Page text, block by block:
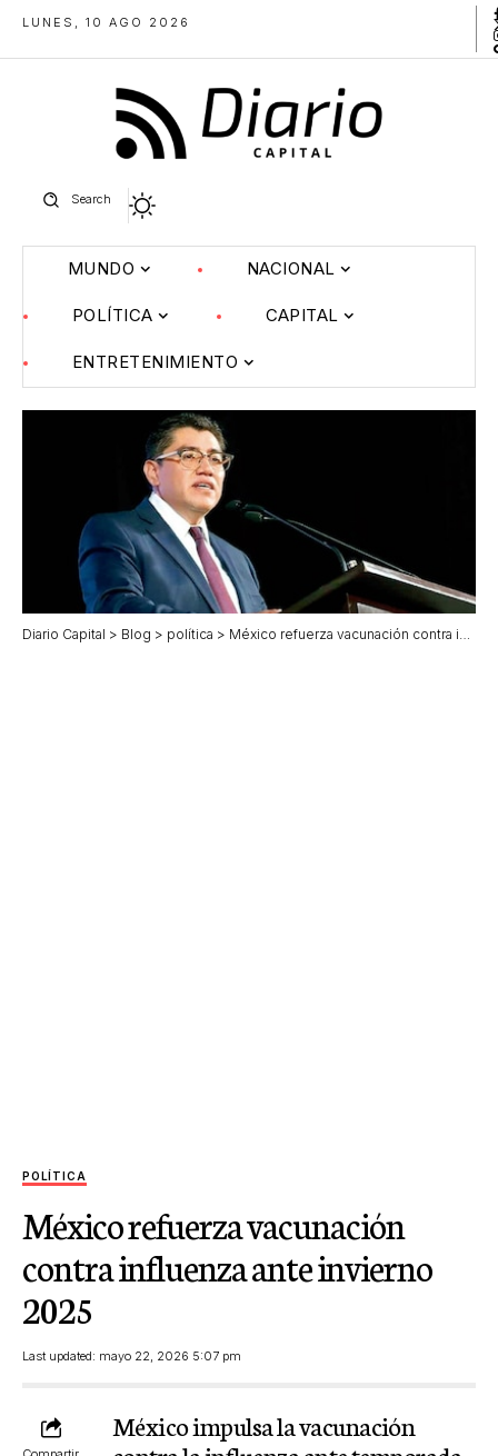
LUNES, 10 AGO 2026
Search
MUNDO NACIONAL
POLÍTICA CAPITAL
ENTRETENIMIENTO
Diario Capital > Blog > política > México refuerza vacunación contra influenza ante invierno 2025
POLÍTICA
México refuerza vacunación
contra influenza ante invierno
2025
Last updated: mayo 22, 2026 5:07 pm
México impulsa la vacunación